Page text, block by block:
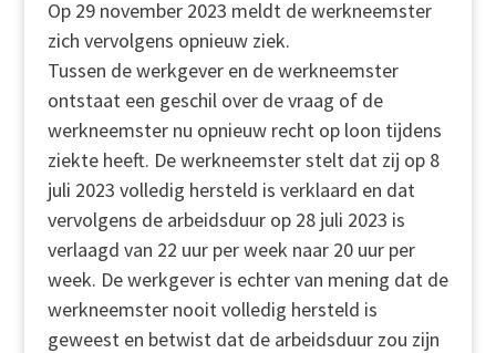
Op 29 november 2023 meldt de werkneemster
zich vervolgens opnieuw ziek.
Tussen de werkgever en de werkneemster
ontstaat een geschil over de vraag of de
werkneemster nu opnieuw recht op loon tijdens
ziekte heeft. De werkneemster stelt dat zij op 8
juli 2023 volledig hersteld is verklaard en dat
vervolgens de arbeidsduur op 28 juli 2023 is
verlaagd van 22 uur per week naar 20 uur per
week. De werkgever is echter van mening dat de
werkneemster nooit volledig hersteld is
geweest en betwist dat de arbeidsduur zou zijn